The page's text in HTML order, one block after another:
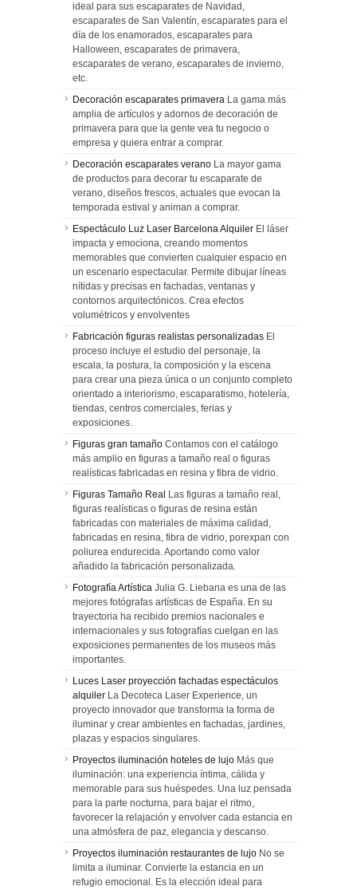
ideal para sus escaparates de Navidad,
escaparates de San Valentín, escaparates para el
día de los enamorados, escaparates para
Halloween, escaparates de primavera,
escaparates de verano, escaparates de invierno,
etc.
Decoración escaparates primavera La gama más
amplia de artículos y adornos de decoración de
primavera para que la gente vea tu negocio o
empresa y quiera entrar a comprar.
Decoración escaparates verano La mayor gama
de productos para decorar tu escaparate de
verano, diseños frescos, actuales que evocan la
temporada estival y animan a comprar.
Espectáculo Luz Laser Barcelona Alquiler El láser
impacta y emociona, creando momentos
memorables que convierten cualquier espacio en
un escenario espectacular. Permite dibujar líneas
nítidas y precisas en fachadas, ventanas y
contornos arquitectónicos. Crea efectos
volumétricos y envolventes
Fabricación figuras realistas personalizadas El
proceso incluye el estudio del personaje, la
escala, la postura, la composición y la escena
para crear una pieza única o un conjunto completo
orientado a interiorismo, escaparatismo, hotelería,
tiendas, centros comerciales, ferias y
exposiciones.
Figuras gran tamaño Contamos con el catálogo
más amplio en figuras a tamaño real o figuras
realísticas fabricadas en resina y fibra de vidrio.
Figuras Tamaño Real Las figuras a tamaño real,
figuras realísticas o figuras de resina están
fabricadas con materiales de máxima calidad,
fabricadas en resina, fibra de vidrio, porexpan con
poliurea endurecida. Aportando como valor
añadido la fabricación personalizada.
Fotografía Artística Julia G. Liebana es una de las
mejores fotógrafas artísticas de España. En su
trayectoria ha recibido premios nacionales e
internacionales y sus fotografías cuelgan en las
exposiciones permanentes de los museos más
importantes.
Luces Laser proyección fachadas espectáculos
alquiler La Decoteca Laser Experience, un
proyecto innovador que transforma la forma de
iluminar y crear ambientes en fachadas, jardines,
plazas y espacios singulares.
Proyectos iluminación hoteles de lujo Más que
iluminación: una experiencia íntima, cálida y
memorable para sus huéspedes. Una luz pensada
para la parte nocturna, para bajar el ritmo,
favorecer la relajación y envolver cada estancia en
una atmósfera de paz, elegancia y descanso.
Proyectos iluminación restaurantes de lujo No se
limita a iluminar. Convierte la estancia en un
refugio emocional. Es la elección ideal para